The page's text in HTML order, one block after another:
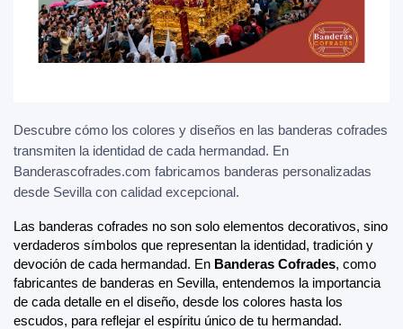
Descubre cómo los colores y diseños en las banderas cofrades
transmiten la identidad de cada hermandad. En
Banderascofrades.com fabricamos banderas personalizadas
desde Sevilla con calidad excepcional.
Las banderas cofrades no son solo elementos decorativos, sino
verdaderos símbolos que representan la identidad, tradición y
devoción de cada hermandad. En Banderas Cofrades, como
fabricantes de banderas en Sevilla, entendemos la importancia
de cada detalle en el diseño, desde los colores hasta los
escudos, para reflejar el espíritu único de tu hermandad.